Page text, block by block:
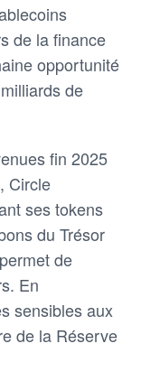
de la finance
opportunité
de
fin 2025
Circle
ses tokens
du Trésor
de
En
sensibles aux
de la Réserve